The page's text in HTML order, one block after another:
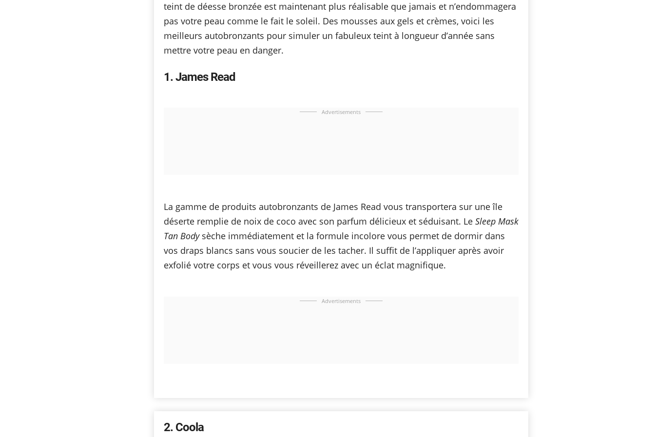
teint de déesse bronzée est maintenant plus réalisable que jamais et n’endommagera
pas votre peau comme le fait le soleil. Des mousses aux gels et crèmes, voici les
meilleurs autobronzants pour simuler un fabuleux teint à longueur d’année sans
mettre votre peau en danger.
1 James Read
Advertisements
La gamme de produits autobronzants de James Read vous transportera sur une île
déserte remplie de noix de coco avec son parfum délicieux et séduisant. Le Sleep Mask
Tan Bodysèche immédiatement et la formule incolore vous permet de dormir dans
vos draps blancs sans vous soucier de les tacher. Il suffit de l’appliquer après avoir
exfolié votre corps et vous vous réveillerez avec un éclat magnifique.
Advertisements
2 Coola